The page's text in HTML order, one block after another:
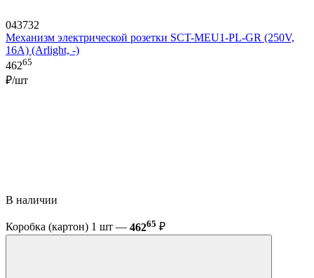
043732
Механизм электрической розетки SCT-MEU1-PL-GR (250V,
16A) (Arlight, -)
46265
₽/шт
В наличии
Коробка (картон) 1 шт — 46265 ₽